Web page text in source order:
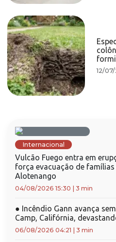
12/
Internacional
Vulcão Fuego entra em
força evacuação de famílias
Alotenango
04/08/2026 15:30 3 min
● Incêndio Gann avança
Camp, Califórnia,
06/08/2026 04:21 3 min